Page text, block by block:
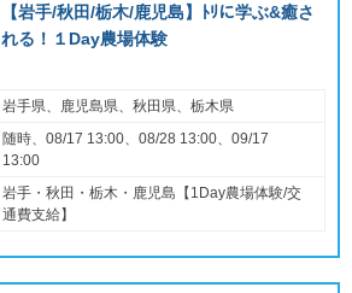
【岩手/秋田/栃木/鹿児島】ﾄﾘに学ぶ&癒さ
れる！１Day農場体験
岩手県、鹿児島県、秋田県、栃木県
随時、08/17 13:00、08/28 13:00、09/17
13:00
岩手・秋田・栃木・鹿児島【1Day農場体験/交
通費支給】